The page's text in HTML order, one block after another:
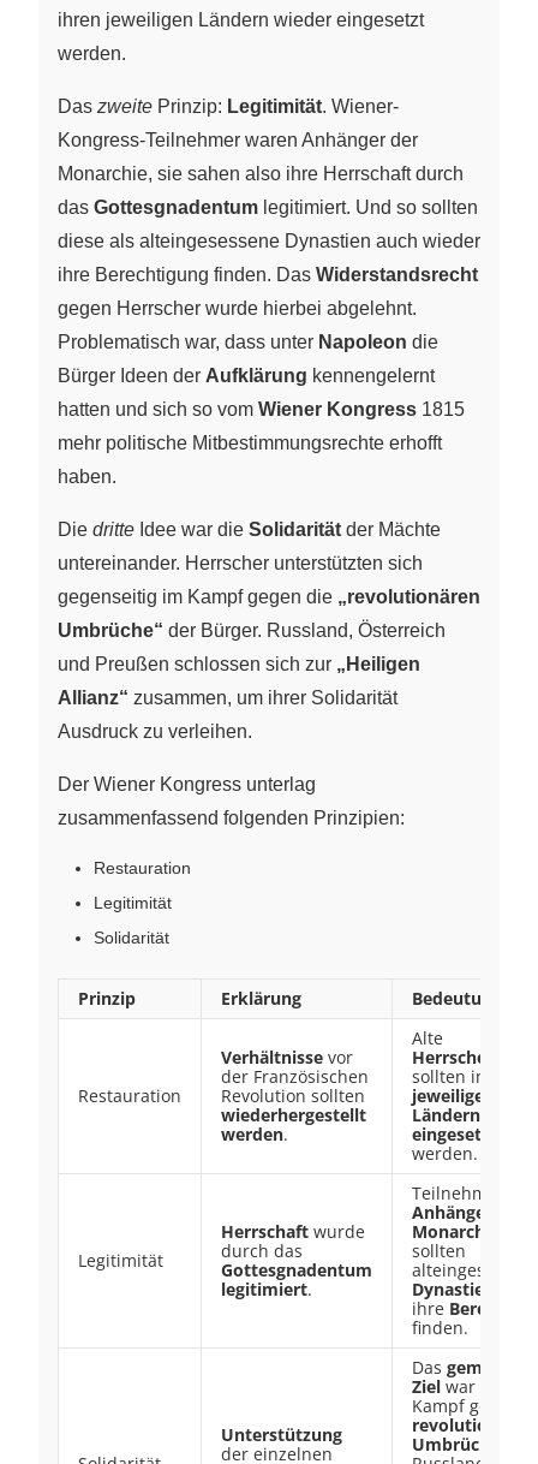
ihren jeweiligen Ländern wieder eingesetzt
werden.
Das zweite Prinzip: Legitimität. Wiener-
Kongress-Teilnehmer waren Anhänger der
Monarchie, sie sahen also ihre Herrschaft durch
das Gottesgnadentum legitimiert. Und so sollten
diese als alteingesessene Dynastien auch wieder
ihre Berechtigung finden. Das Widerstandsrecht
gegen Herrscher wurde hierbei abgelehnt.
Problematisch war, dass unter Napoleon die
Bürger Ideen der Aufklärung kennengelernt
hatten und sich so vom Wiener Kongress 1815
mehr politische Mitbestimmungsrechte erhofft
haben.
Die dritte Idee war die Solidarität der Mächte
untereinander. Herrscher unterstützten sich
gegenseitig im Kampf gegen die „revolutionären
Umbrüche“ der Bürger. Russland, Österreich
und Preußen schlossen sich zur „Heiligen
Allianz“ zusammen, um ihrer Solidarität
Ausdruck zu verleihen.
Der Wiener Kongress unterlag
zusammenfassend folgenden Prinzipien:
Restauration
Legitimität
Solidarität
Prinzip Erklärung Bedeutung
Restauration
Verhältnisse vor
der Französischen
Revolution sollten
wiederhergestellt
werden.
Alte
sollten in ihren
jeweiligen
Ländern
eingesetzt
werden.
Legitimität
Herrschaft wurde
durch das
Gottesgnadentum
legitimiert.
Teilnehmer
Anhänger der
Monarchie
sollten
Dynastien
ihre
finden.
Unterstützung
der einzelnen
Das
Ziel war der
Kampf gegen
revolutionären
Umbrüche